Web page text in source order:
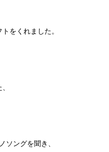
をくれました。
ソングを聞き、